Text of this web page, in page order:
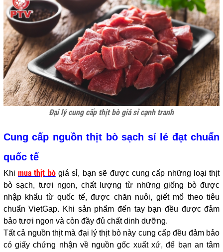
Đại lý cung cấp thịt bò giá sỉ cạnh tranh
Cung cấp nguồn thịt bò sạch sỉ lẻ đạt chuẩn
quốc tế
Khimua thịt bògiá sỉ, bạn sẽ được cung cấp những loại thịt
bò sạch, tươi ngon, chất lượng từ những giống bò được
nhập khẩu từ quốc tế, được chăn nuôi, giết mổ theo tiêu
chuẩn VietGap. Khi sản phẩm đến tay bạn đều được đảm
bảo tươi ngon và còn đầy đủ chất dinh dưỡng.
Tất cả nguồn thịt mà đại lý thịt bò này cung cấp đều đảm bảo
có giấy chứng nhận về nguồn gốc xuất xứ, để bạn an tâm